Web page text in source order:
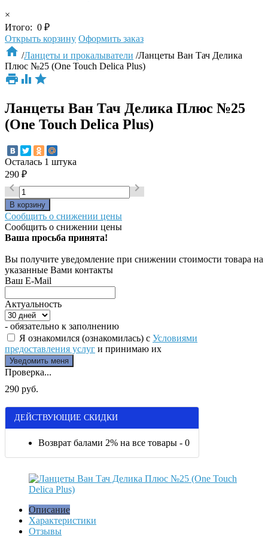
×
Итого: 0 ₽
Открыть корзину Оформить заказ
 /Ланцеты и прокалыватели /Ланцеты Ван Тач Делика
Плюс №25 (One Touch Delica Plus)
  
Ланцеты Ван Тач Делика Плюс №25
(One Touch Delica Plus)
Осталась 1 штука
290 ₽
 
Сообщить о снижении цены
Сообщить о снижении цены
Ваша просьба принята!
Вы получите уведомление при снижении стоимости товара на
указанные Вами контакты
Ваш E-Mail
Актуальность
- обязательно к заполнению
Я ознакомился (ознакомилась) с Условиями
предоставления услуг и принимаю их
Проверка...
290 руб.
ДЕЙСТВУЮЩИЕ СКИДКИ
Возврат балами 2% на все товары - 0
Описание
Характеристики
Отзывы